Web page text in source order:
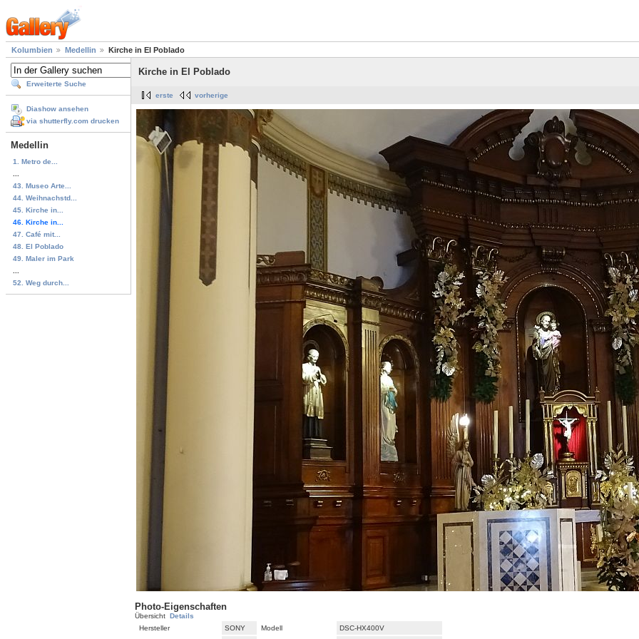
Kolumbien Medellin Kirche in El Poblado
Erweiterte Suche
Diashow ansehen
via shutterfly.com drucken
Medellin
1. Metro de...
43. Museo Arte...
44. Weihnachstd...
45. Kirche in...
46. Kirche in...
47. Café mit...
48. El Poblado
49. Maler im Park
52. Weg durch...
Kirche in El Poblado
erste vorherige
Photo-Eigenschaften
Übersicht Details
Hersteller
SONY Modell DSC-HX400V